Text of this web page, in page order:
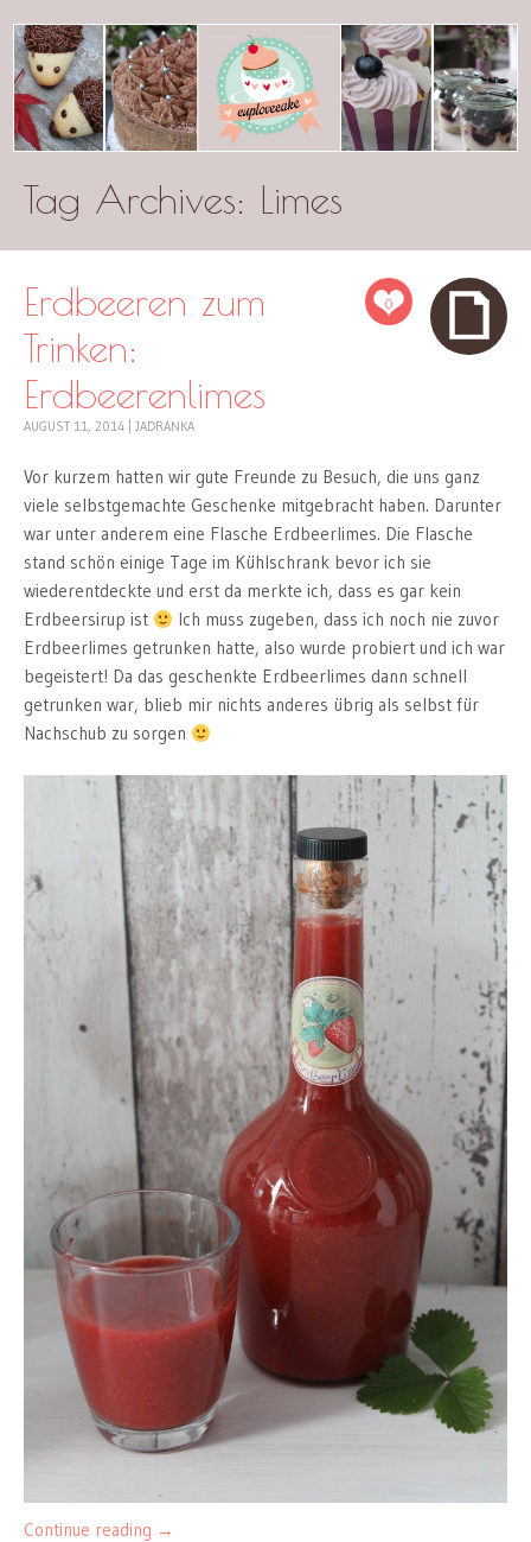
cuplovecake
Tag Archives: Limes
0
Erdbeeren zum
Trinken:
Erdbeerenlimes
AUGUST 11, 2014 JADRANKA
Vor kurzem hatten wir gute Freunde zu Besuch, die uns ganz
viele selbstgemachte Geschenke mitgebracht haben. Darunter
war unter anderem eine Flasche Erdbeerlimes. Die Flasche
stand schön einige Tage im Kühlschrank bevor ich sie
wiederentdeckte und erst da merkte ich, dass es gar kein
Erdbeersirup ist
Ich muss zugeben, dass ich noch nie zuvor
Erdbeerlimes getrunken hatte, also wurde probiert und ich war
begeistert! Da das geschenkte Erdbeerlimes dann schnell
getrunken war, blieb mir nichts anderes übrig als selbst für
Nachschub zu sorgen
Continue reading →